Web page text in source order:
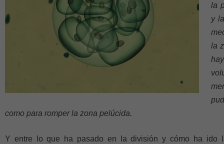
la
y
la
como para romper la zona pelúcida.
Y entre lo que ha pasado en la división y cómo ha ido